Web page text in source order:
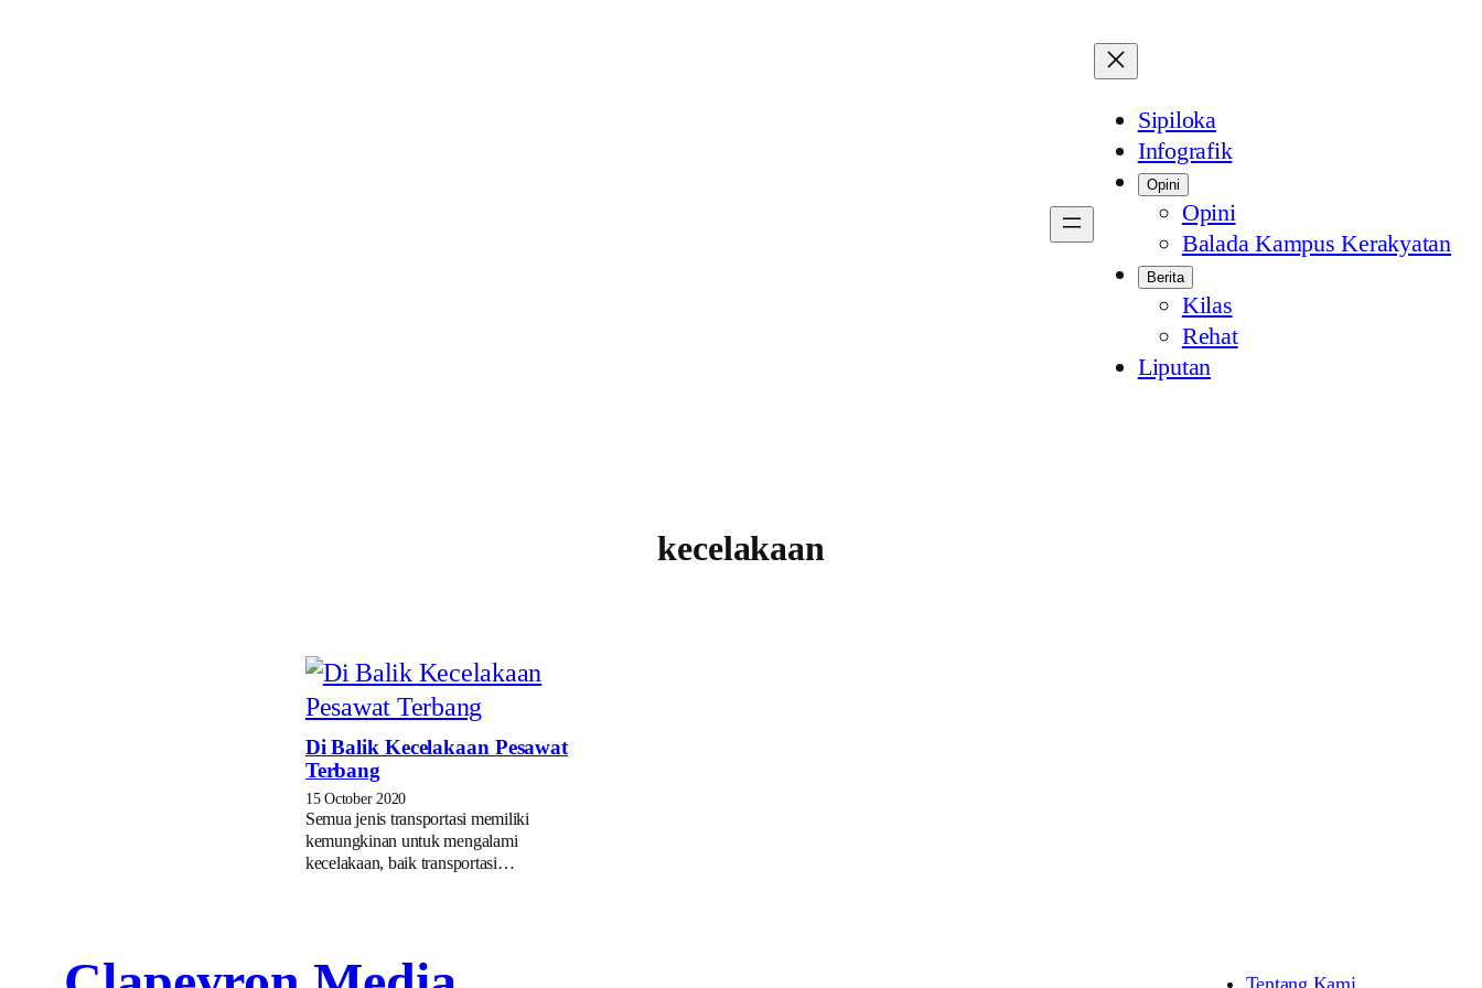
Sipiloka
Infografik
Opini
Opini
Balada Kampus Kerakyatan
Berita
Kilas
Rehat
Liputan
kecelakaan
Di Balik Kecelakaan Pesawat
Terbang
15 October 2020
Semua jenis transportasi memiliki
kemungkinan untuk mengalami
kecelakaan, baik transportasi…
Tentang Kami